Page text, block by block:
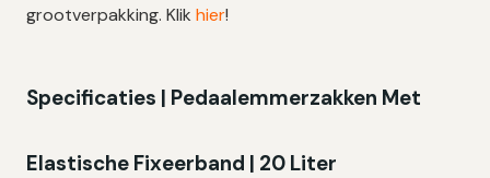
grootverpakking. Klik hier!
Specificaties | Pedaalemmerzakken Met
Elastische Fixeerband | 20 Liter